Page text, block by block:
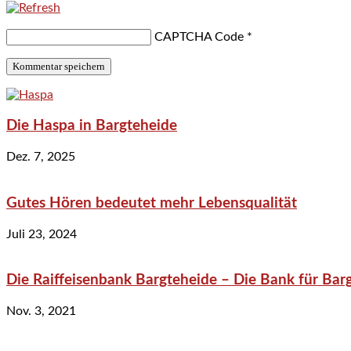
CAPTCHA Code *
Die Haspa in Bargteheide
Dez. 7, 2025
Gutes Hören bedeutet mehr Lebensqualität
Juli 23, 2024
Die Raiffeisenbank Bargteheide – Die Bank für
Nov. 3, 2021